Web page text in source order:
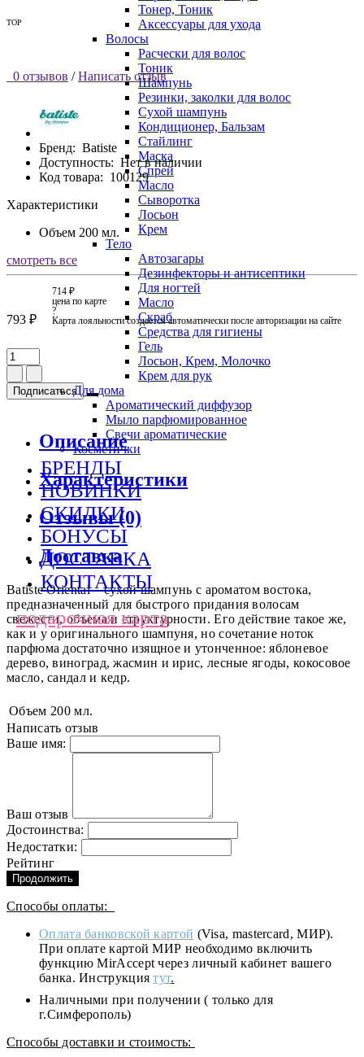
Тонер, Тоник
Аксессуары для ухода
Волосы
Расчески для волос
Тоник
Шампунь
Резинки, заколки для волос
Сухой шампунь
Кондиционер, Бальзам
Стайлинг
Маска
Спрей
Масло
Сыворотка
Лосьон
Крем
Тело
Автозагары
Дезинфекторы и антисептики
Для ногтей
Масло
Скраб
Средства для гигиены
Гель
Лосьон, Крем, Молочко
Крем для рук
Для дома
Ароматический диффузор
Мыло парфюмированное
Свечи ароматические
Косметички
БРЕНДЫ
НОВИНКИ
СКИДКИ
БОНУСЫ
ДОСТАВКА
КОНТАКТЫ
подарочная карта
TOP
0 отзывов / Написать отзыв
Бренд: Batiste
Доступность: Нет в наличии
Код товара: 100129
Характеристики
Объем 200 мл.
смотреть все
793 ₽
714 ₽
цена по карте
?
Карта лояльности создается автоматически после авторизации на сайте
Подписаться
Описание
Характеристики
Отзывы (0)
Доставка
Batiste Oriental – сухой шампу­нь с ароматом востока,
предназначенный для быстро­го придания волосам
свежести, объема и структу­рности. Его действие такое же,
как и у оригина­льного шампуня, но сочетание ноток
парфюма доста­точно изящное и утонченное: яблоневое
дерево, вино­град, жасмин и ирис, лесные ягоды, кокосовое
масло, сандал и кедр.
Объем 200 мл.
Написать отзыв
Ваше имя:
Ваш отзыв
Достоинства:
Недостатки:
Рейтинг
Продолжить
Способы оплаты:
Оплата банковской картой (Visa, mastercard, МИР).
При оплате картой МИР необходимо включить
функцию MirAccept через личный кабинет вашего
банка. Инструкциятут.
Наличными при получении ( только для
г.Симферополь)
Способы доставки и стоимость: